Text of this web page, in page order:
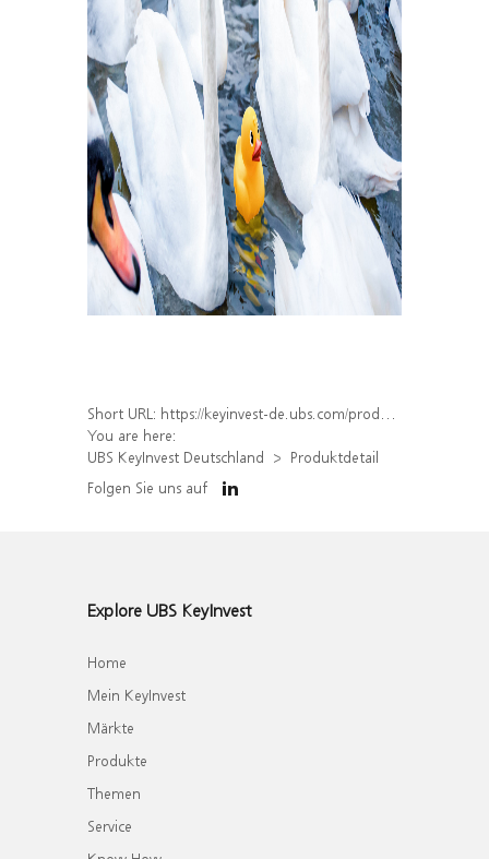
Short URL: https://keyinvest-de.ubs.com/produkt/detail/index/isin/DE000WA417J0
You are here:
UBS KeyInvest Deutschland
Produktdetail
Folgen Sie uns auf
Explore UBS KeyInvest
Home
Mein KeyInvest
Märkte
Produkte
Themen
Service